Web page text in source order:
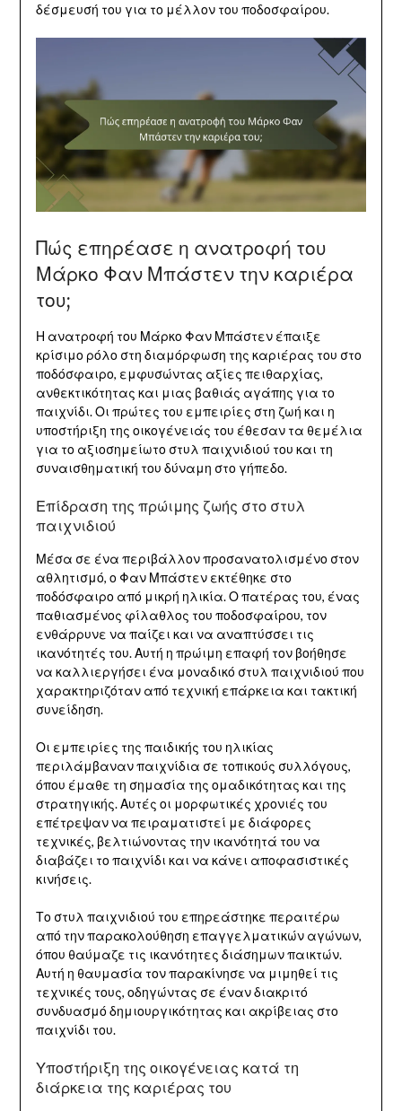
δέσμευσή του για το μέλλον του ποδοσφαίρου.
Πώς επηρέασε η ανατροφή του
Μάρκο Φαν Μπάστεν την καριέρα
του;
Η ανατροφή του Μάρκο Φαν Μπάστεν έπαιξε
κρίσιμο ρόλο στη διαμόρφωση της καριέρας του στο
ποδόσφαιρο, εμφυσώντας αξίες πειθαρχίας,
ανθεκτικότητας και μιας βαθιάς αγάπης για το
παιχνίδι. Οι πρώτες του εμπειρίες στη ζωή και η
υποστήριξη της οικογένειάς του έθεσαν τα θεμέλια
για το αξιοσημείωτο στυλ παιχνιδιού του και τη
συναισθηματική του δύναμη στο γήπεδο.
Επίδραση της πρώιμης ζωής στο στυλ
παιχνιδιού
Μέσα σε ένα περιβάλλον προσανατολισμένο στον
αθλητισμό, ο Φαν Μπάστεν εκτέθηκε στο
ποδόσφαιρο από μικρή ηλικία. Ο πατέρας του, ένας
παθιασμένος φίλαθλος του ποδοσφαίρου, τον
ενθάρρυνε να παίζει και να αναπτύσσει τις
ικανότητές του. Αυτή η πρώιμη επαφή τον βοήθησε
να καλλιεργήσει ένα μοναδικό στυλ παιχνιδιού που
χαρακτηριζόταν από τεχνική επάρκεια και τακτική
συνείδηση.
Οι εμπειρίες της παιδικής του ηλικίας
περιλάμβαναν παιχνίδια σε τοπικούς συλλόγους,
όπου έμαθε τη σημασία της ομαδικότητας και της
στρατηγικής. Αυτές οι μορφωτικές χρονιές του
επέτρεψαν να πειραματιστεί με διάφορες
τεχνικές, βελτιώνοντας την ικανότητά του να
διαβάζει το παιχνίδι και να κάνει αποφασιστικές
κινήσεις.
Το στυλ παιχνιδιού του επηρεάστηκε περαιτέρω
από την παρακολούθηση επαγγελματικών αγώνων,
όπου θαύμαζε τις ικανότητες διάσημων παικτών.
Αυτή η θαυμασία τον παρακίνησε να μιμηθεί τις
τεχνικές τους, οδηγώντας σε έναν διακριτό
συνδυασμό δημιουργικότητας και ακρίβειας στο
παιχνίδι του.
Υποστήριξη της οικογένειας κατά τη
διάρκεια της καριέρας του